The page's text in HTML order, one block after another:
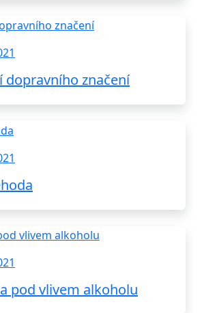
dopravního značení
pod vlivem alkoholu